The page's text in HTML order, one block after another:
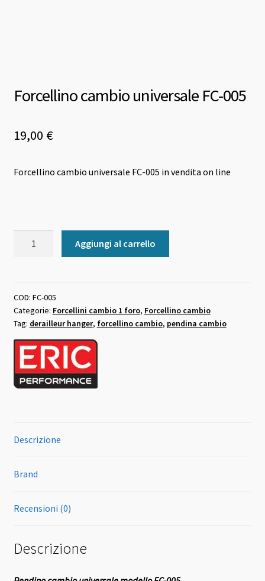
Forcellino cambio universale FC-005
19,00 €
Forcellino cambio universale FC-005 in vendita on line
005
quantità
Aggiungi al carrello
COD: FC-005
Categorie: Forcellini cambio 1 foro, Forcellino cambio
Tag: derailleur hanger, forcellino cambio, pendina cambio
Descrizione
Brand
Recensioni (0)
Descrizione